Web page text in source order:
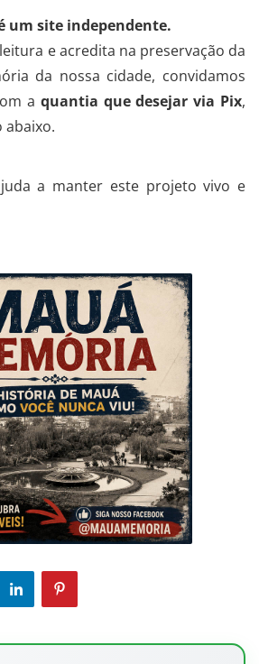
um site independente.
e acredita na preservação da
da nossa cidade, convidamos
a quantia que desejar via Pix,
a manter este projeto vivo e